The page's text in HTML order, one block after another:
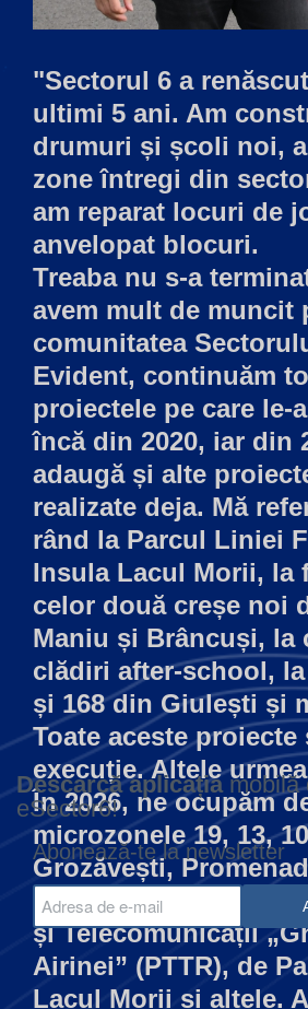
"Sectorul 6 a
ultimi 5 ani. Am
drumuri și școli noi,
zone întregi din
am reparat locuri de
anvelopat blocuri.
Treaba nu s-a
avem mult de muncit
comunitatea
Evident, continuăm
proiectele pe care le-
încă din 2020, iar din
adaugă și alte
realizate deja. Mă
rând la Parcul Liniei
Insula Lacul Morii, la
celor două creșe noi
Maniu și Brâncuși, la
clădiri after-school,
și 168 din Giulești și
Toate aceste
execuție. Altele
În 2026, ne ocupăm
microzonele 19, 13,
Grozăvești,
Maniu, Colegiul
și Telecomunicații
Airinei” (PTTR), de
Lacul Morii și altele.
Descarcă aplicațiamobilă
eSector6!
Abonează-te la newsletter